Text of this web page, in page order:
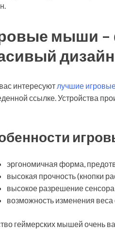
мыши –
дизайн
интересуют лучшие
ссылке. Устройства
эргономичная форма,
высокая прочность (кнопки
высокое разрешение сенсора
возможность изменения
геймерских мышей очень